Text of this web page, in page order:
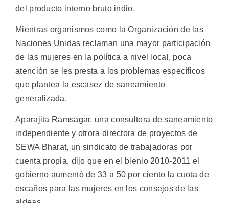
del producto interno bruto indio.
Mientras organismos como la Organización de las
Naciones Unidas reclaman una mayor participación
de las mujeres en la política a nivel local, poca
atención se les presta a los problemas específicos
que plantea la escasez de saneamiento
generalizada.
Aparajita Ramsagar, una consultora de saneamiento
independiente y otrora directora de proyectos de
SEWA Bharat, un sindicato de trabajadoras por
cuenta propia, dijo que en el bienio 2010-2011 el
gobierno aumentó de 33 a 50 por ciento la cuota de
escaños para las mujeres en los consejos de las